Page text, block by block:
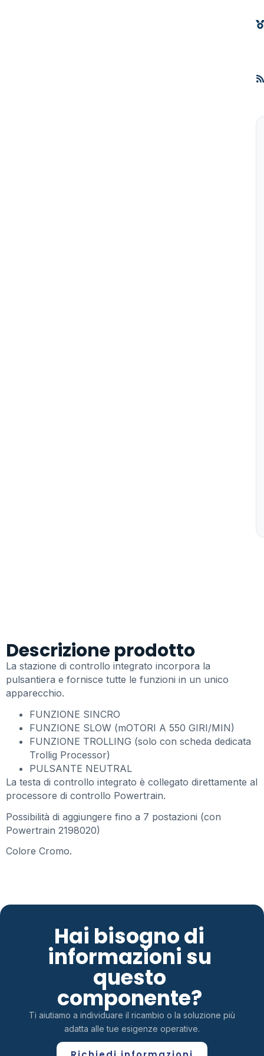
Descrizione prodotto
La stazione di controllo integrato incorpora la
pulsantiera e fornisce tutte le funzioni in un unico
apparecchio.
FUNZIONE SINCRO
FUNZIONE SLOW (mOTORI A 550 GIRI/MIN)
FUNZIONE TROLLING (solo con scheda dedicata
Trollig Processor)
PULSANTE NEUTRAL
La testa di controllo integrato è collegato direttamente al
processore di controllo Powertrain.
Possibilità di aggiungere fino a 7 postazioni (con
Powertrain 2198020)
Colore Cromo.
Hai bisogno di
informazioni su
questo
componente?
Ti aiutiamo a individuare il ricambio o la soluzione più
adatta alle tue esigenze operative.